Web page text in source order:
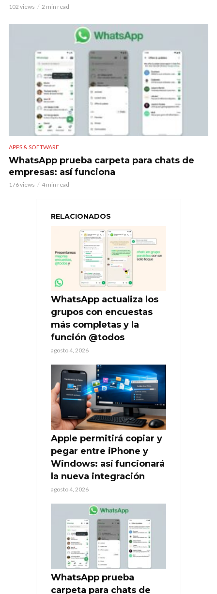
102 views 2 min read
APPS & SOFTWARE
WhatsApp prueba carpeta para chats de
empresas: así funciona
176 views 4 min read
RELACIONADOS
WhatsApp actualiza los
grupos con encuestas
más completas y la
función @todos
agosto 4, 2026
Apple permitirá copiar y
pegar entre iPhone y
Windows: así funcionará
la nueva integración
agosto 4, 2026
WhatsApp prueba
carpeta para chats de